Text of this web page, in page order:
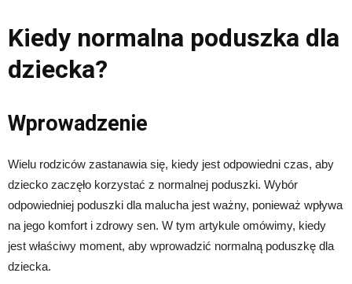
Kiedy normalna poduszka dla
dziecka?
Wprowadzenie
Wielu rodziców zastanawia się, kiedy jest odpowiedni czas, aby
dziecko zaczęło korzystać z normalnej poduszki. Wybór
odpowiedniej poduszki dla malucha jest ważny, ponieważ wpływa
na jego komfort i zdrowy sen. W tym artykule omówimy, kiedy
jest właściwy moment, aby wprowadzić normalną poduszkę dla
dziecka.